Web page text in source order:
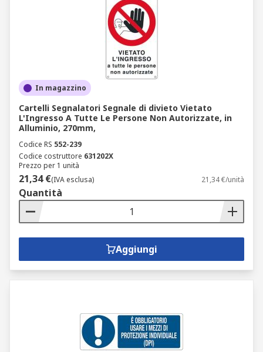
In magazzino
Cartelli Segnalatori Segnale di divieto Vietato
L'Ingresso A Tutte Le Persone Non Autorizzate, in
Alluminio, 270mm,
Codice RS 552-239
Codice costruttore 631202X
Prezzo per 1 unità
21,34 €(IVA esclusa) 21,34 €/unità
Quantità
Aggiungi